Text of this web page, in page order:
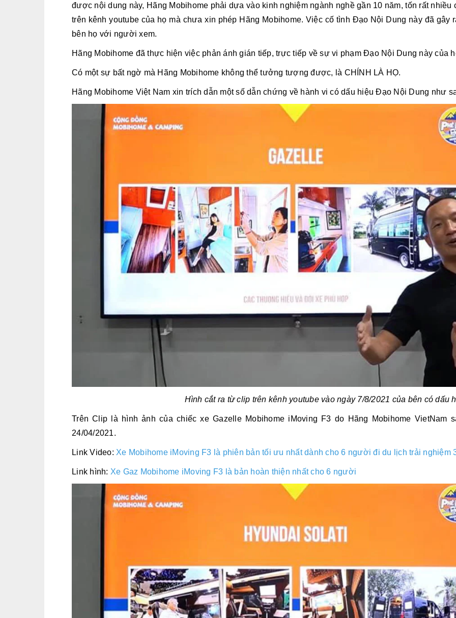
được nội dung này, Hãng Mobihome phải dựa vào kinh nghiệm ngành nghề gần 10 năm, tốn rất
trên kênh youtube của họ mà chưa xin phép Hãng Mobihome. Việc cố tình Đạo Nội Dung này đã
bên họ với người xem.
Hãng Mobihome đã thực hiện việc phản ánh gián tiếp, trực tiếp về sự vi phạm Đạo Nội Dung này của
Có một sự bất ngờ mà Hãng Mobihome không thể tưởng tượng được, là CHÍNH LÀ HỌ.
Hãng Mobihome Việt Nam xin trích dẫn một số dẫn chứng về hành vi có dấu hiệu Đạo Nội Dung như
Hình cắt ra từ clip trên kênh youtube vào ngày 7/8/2021 của bên có dấu
Trên Clip là hình ảnh của chiếc xe Gazelle Mobihome iMoving F3 do Hãng Mobihome VietNam
24/04/2021.
Link Video: Xe Mobihome iMoving F3 là phiên bản tối ưu nhất dành cho 6 người đi du lịch trải nghiệm
Link hình: Xe Gaz Mobihome iMoving F3 là bản hoàn thiện nhất cho 6 người